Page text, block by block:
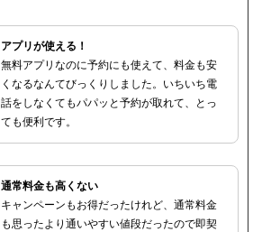
アプリが使える！
無料アプリなのに予約にも使えて、料金も安
くなるなんてびっくりしました。いちいち電
話をしなくてもパパッと予約が取れて、とっ
ても便利です。
通常料金も高くない
キャンペーンもお得だったけれど、通常料金
も思ったより通いやすい値段だったので即契